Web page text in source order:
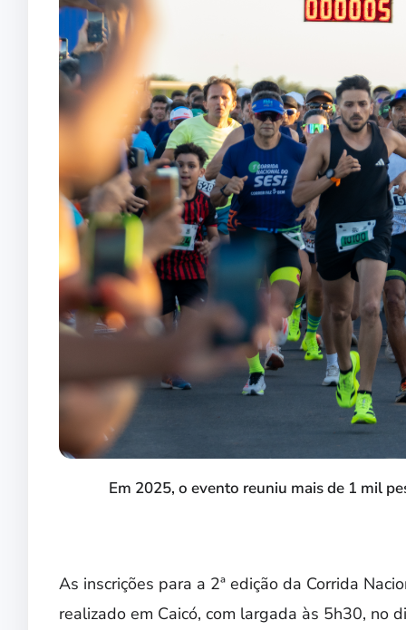
Em 2025, o evento reuniu mais de 1 mil
As inscrições para a 2ª edição da Corrida
realizado em Caicó, com largada às 5h30, no